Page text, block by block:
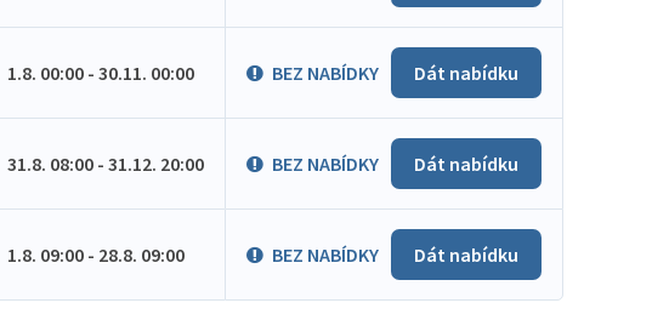
1.8. 00:00 - 30.11. 00:00 BEZ NABÍDKY Dát nabídku
31.8. 08:00 - 31.12. 20:00 BEZ NABÍDKY Dát nabídku
1.8. 09:00 - 28.8. 09:00 BEZ NABÍDKY Dát nabídku